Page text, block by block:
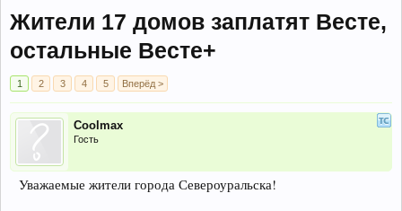
Жители 17 домов заплатят Весте,
остальные Весте+
1 2 3 4 5 Вперёд >
Coolmax
Гость
Уважаемые жители города Североуральска!